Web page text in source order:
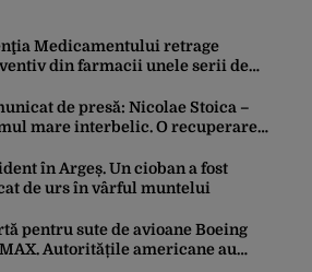
Medicamentului retrage
din farmacii unele serii de
de presă: Nicolae Stoica –
mare interbelic. O recuperare
în Argeș. Un cioban a fost
de urs în vârful muntelui
pentru sute de avioane Boeing
MAX. Autoritățile americane au